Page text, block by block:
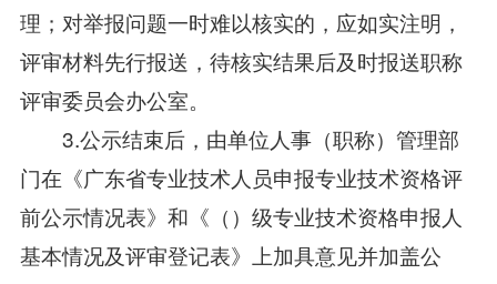
理；对举报问题一时难以核实的，应如实注明，
评审材料先行报送，待核实结果后及时报送职称
评审委员会办公室。
3.公示结束后，由单位人事（职称）管理部
门在《广东省专业技术人员申报专业技术资格评
前公示情况表》和《（）级专业技术资格申报人
基本情况及评审登记表》上加具意见并加盖公